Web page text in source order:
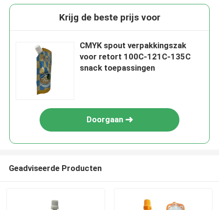
Krijg de beste prijs voor
CMYK spout verpakkingszak
voor retort 100C-121C-135C
snack toepassingen
Doorgaan
Geadviseerde Producten